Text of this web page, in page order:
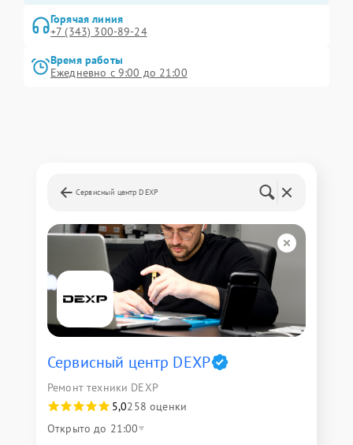
Горячая линия
+7 (343) 300-89-24
Время работы
Ежедневно с 9:00 до 21:00
Сервисный центр DEXP
Сервисный центр DEXP
Ремонт техники DEXP
5,0258 оценки
Открыто до 21:00